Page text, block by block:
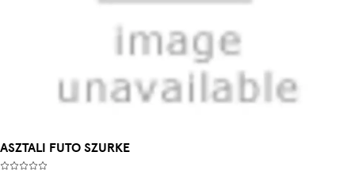
ASZTALI FUTO SZURKE